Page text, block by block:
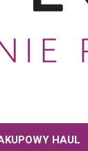
HAUL